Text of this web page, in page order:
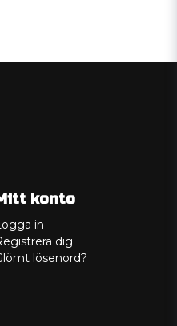
konto
in
dig
lösenord?